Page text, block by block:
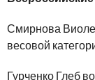
Смирнова
весовой
Гурченко Глеб